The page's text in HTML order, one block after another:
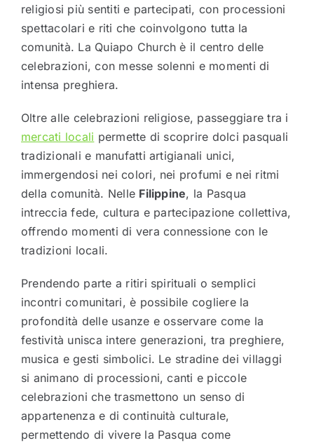
religiosi più sentiti e partecipati, con processioni
spettacolari e riti che coinvolgono tutta la
comunità. La Quiapo Church è il centro delle
celebrazioni, con messe solenni e momenti di
intensa preghiera.
Oltre alle celebrazioni religiose, passeggiare tra i
mercati locali permette di scoprire dolci pasquali
tradizionali e manufatti artigianali unici,
immergendosi nei colori, nei profumi e nei ritmi
della comunità. Nelle Filippine, la Pasqua
intreccia fede, cultura e partecipazione collettiva,
offrendo momenti di vera connessione con le
tradizioni locali.
Prendendo parte a ritiri spirituali o semplici
incontri comunitari, è possibile cogliere la
profondità delle usanze e osservare come la
festività unisca intere generazioni, tra preghiere,
musica e gesti simbolici. Le stradine dei villaggi
si animano di processioni, canti e piccole
celebrazioni che trasmettono un senso di
appartenenza e di continuità culturale,
permettendo di vivere la Pasqua come